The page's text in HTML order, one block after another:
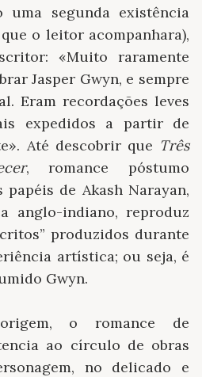
uma segunda existência
o leitor acompanhara),
«Muito raramente
Jasper Gwyn, e sempre
Eram recordações leves
expedidos a partir de
Até descobrir que Três
, romance póstumo
de Akash Narayan,
anglo-indiano, reproduz
produzidos durante
artística; ou seja, é
Gwyn.
o romance de
ao círculo de obras
no delicado e